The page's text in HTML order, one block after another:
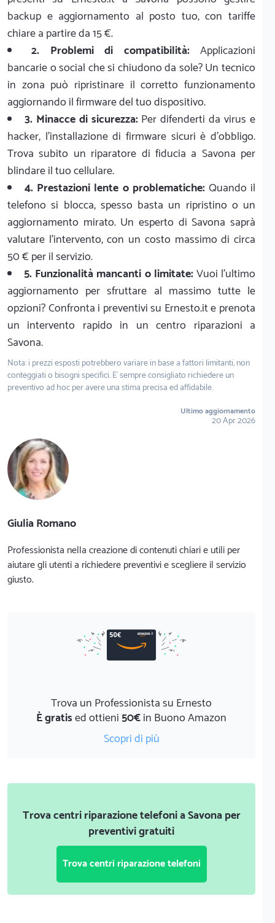
backup e aggiornamento al posto tuo, con tariffe
chiare a partire da 15 €.
2. Problemi di compatibilità:Applicazioni
bancarie o social che si chiudono da sole? Un tecnico
in zona può ripristinare il corretto funzionamento
aggiornando il firmware del tuo dispositivo.
3. Minacce di sicurezza:Per difenderti da virus e
hacker, l'installazione di firmware sicuri è d'obbligo.
Trova subito un riparatore di fiducia a Savona per
blindare il tuo cellulare.
4. Prestazioni lente o problematiche:Quando il
telefono si blocca, spesso basta un ripristino o un
aggiornamento mirato. Un esperto di Savona saprà
valutare l'intervento, con un costo massimo di circa
50 € per il servizio.
5. Funzionalità mancanti o limitate:Vuoi l'ultimo
aggiornamento per sfruttare al massimo tutte le
opzioni? Confronta i preventivi su Ernesto.it e prenota
un intervento rapido in un centro riparazioni a
Savona.
Nota: i prezzi esposti potrebbero variare in base a fattori limitanti, non
conteggiati o bisogni specifici. E' sempre consigliato richiedere un
preventivo ad hoc per avere una stima precisa ed affidabile.
Ultimo aggiornamento
20 Apr 2026
Giulia Romano
Professionista nella creazione di contenuti chiari e utili per
aiutare gli utenti a richiedere preventivi e scegliere il servizio
giusto.
Trova un Professionista su Ernesto
È gratised ottieni50€in Buono Amazon
Scopri di più
Trova centri riparazione telefoni a Savona per
preventivi gratuiti
Trova centri riparazione telefoni